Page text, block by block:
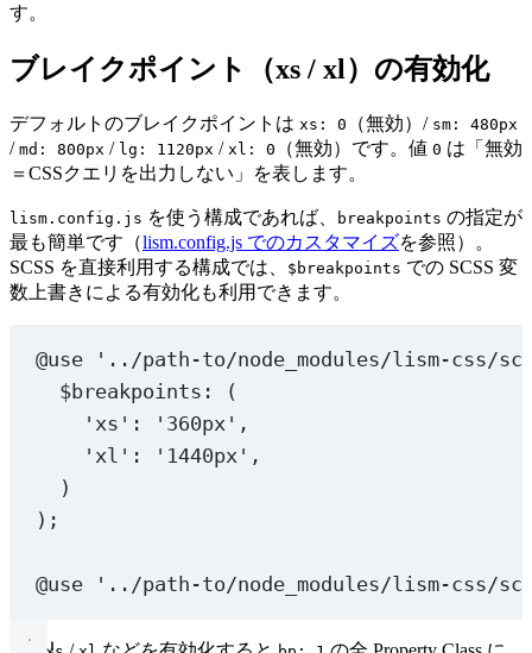
す。
ブレイクポイント（xs / xl）の有効化
デフォルトのブレイクポイントは xs: 0 （無効）/ sm: 480px
/ md: 800px / lg: 1120px / xl: 0 （無効）です。値 0 は「無効
＝CSSクエリを出力しない」を表します。
lism.config.js を使う構成であれば、 breakpoints の指定が
最も簡単です（lism.config.js でのカスタマイズを参照）。
SCSS を直接利用する構成では、
$breakpoints での SCSS 変
数上書きによる有効化も利用できます。
@use
'../path-to/node_modules/lism-css/
$breakpoints : (
'xs' : '360px' ,
'xl' : '1440px' ,
)
);
@use '../path-to/node_modules/lism-css/